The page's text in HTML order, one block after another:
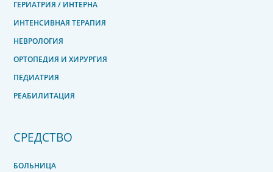
ГЕРИАТРИЯ / ИНТЕРНА
ИНТЕНСИВНАЯ ТЕРАПИЯ
НЕВРОЛОГИЯ
ОРТОПЕДИЯ И ХИРУРГИЯ
ПЕДИАТРИЯ
РЕАБИЛИТАЦИЯ
СРЕДСТВО
БОЛЬНИЦА